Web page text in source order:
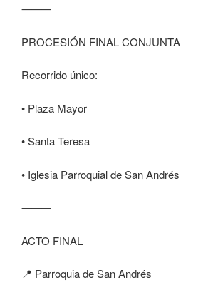
⸻
PROCESIÓN FINAL CONJUNTA
Recorrido único:
• Plaza Mayor
• Santa Teresa
• Iglesia Parroquial de San Andrés
⸻
ACTO FINAL
📍 Parroquia de San Andrés